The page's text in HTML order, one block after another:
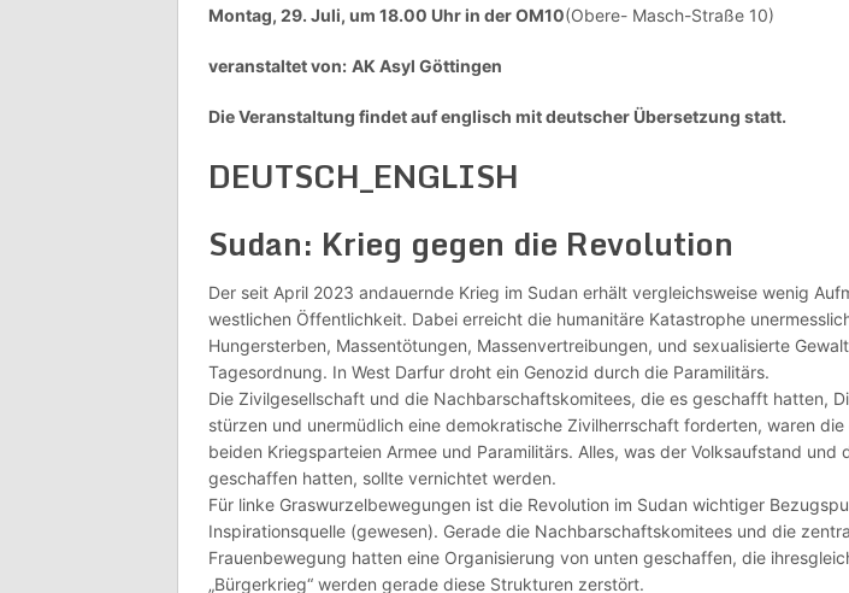
Montag, 29. Juli, um 18.00 Uhr in der OM10(Obere- Masch-Straße 10)
veranstaltet von: AK Asyl Göttingen
Die Veranstaltung findet auf englisch mit deutscher Übersetzung statt.
DEUTSCH_ENGLISH
Sudan: Krieg gegen die Revolution
Der seit April 2023 andauernde Krieg im Sudan erhält vergleichsweise wenig
westlichen Öffentlichkeit. Dabei erreicht die humanitäre Katastrophe
Hungersterben, Massentötungen, Massenvertreibungen, und sexualisierte
Tagesordnung. In West Darfur droht ein Genozid durch die Paramilitärs.
Die Zivilgesellschaft und die Nachbarschaftskomitees, die es geschafft hatten,
stürzen und unermüdlich eine demokratische Zivilherrschaft forderten, waren
beiden Kriegsparteien Armee und Paramilitärs. Alles, was der Volksaufstand und
geschaffen hatten, sollte vernichtet werden.
Für linke Graswurzelbewegungen ist die Revolution im Sudan wichtiger
Inspirationsquelle (gewesen). Gerade die Nachbarschaftskomitees und die
Frauenbewegung hatten eine Organisierung von unten geschaffen, die
„Bürgerkrieg“ werden gerade diese Strukturen zerstört.